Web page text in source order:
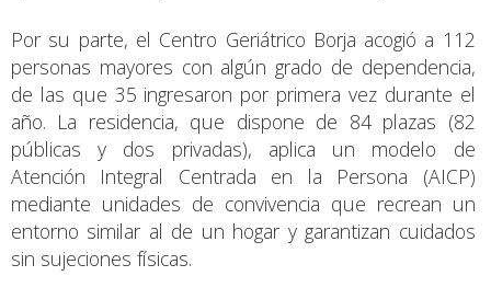
Por su parte, el Centro Geriátrico Borja acogió a 112
personas mayores con algún grado de dependencia,
de las que 35 ingresaron por primera vez durante el
año. La residencia, que dispone de 84 plazas (82
públicas y dos privadas), aplica un modelo de
Atención Integral Centrada en la Persona (AICP)
mediante unidades de convivencia que recrean un
entorno similar al de un hogar y garantizan cuidados
sin sujeciones físicas.